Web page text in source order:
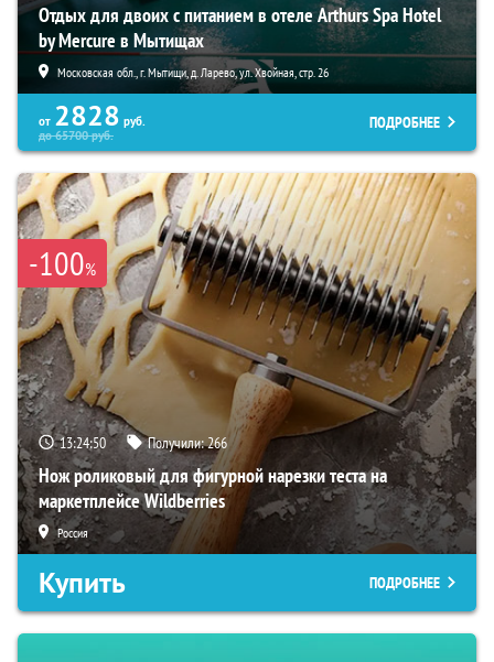
Отдых для двоих с питанием в отеле Arthurs Spa Hotel
by Mercure в Мытищах
Московская обл., г. Мытищи, д. Ларево, ул. Хвойная, стр. 26
от 2828 руб.
до65700руб.
ПОДРОБНЕЕ
-100%
13:24:49 Получили:266
Нож роликовый для фигурной нарезки теста на
маркетплейсе Wildberries
Россия
Купить ПОДРОБНЕЕ